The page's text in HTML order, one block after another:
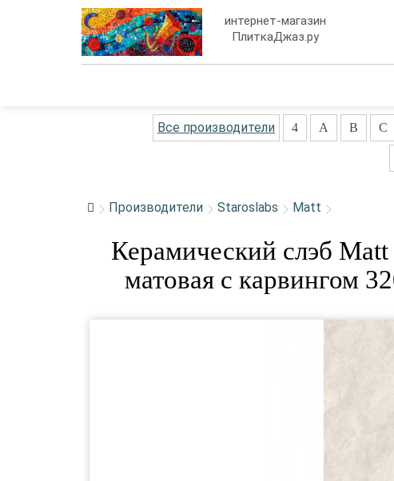
интернет-магазин
ПлиткаДжаз.ру
Все производители 4 A B C
Производители Staroslabs Matt
Керамический слэб
матовая с карвингом